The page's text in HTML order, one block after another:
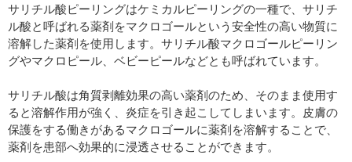
サリチル酸ピーリングはケミカルピーリングの一種で、サリチ
ル酸と呼ばれる薬剤をマクロゴールという安全性の高い物質に
溶解した薬剤を使用します。サリチル酸マクロゴールピーリン
グやマクロピール、ベビーピールなどとも呼ばれています。
サリチル酸は角質剥離効果の高い薬剤のため、そのまま使用す
ると溶解作用が強く、炎症を引き起こしてしまいます。皮膚の
保護をする働きがあるマクロゴールに薬剤を溶解することで、
薬剤を患部へ効果的に浸透させることができます。